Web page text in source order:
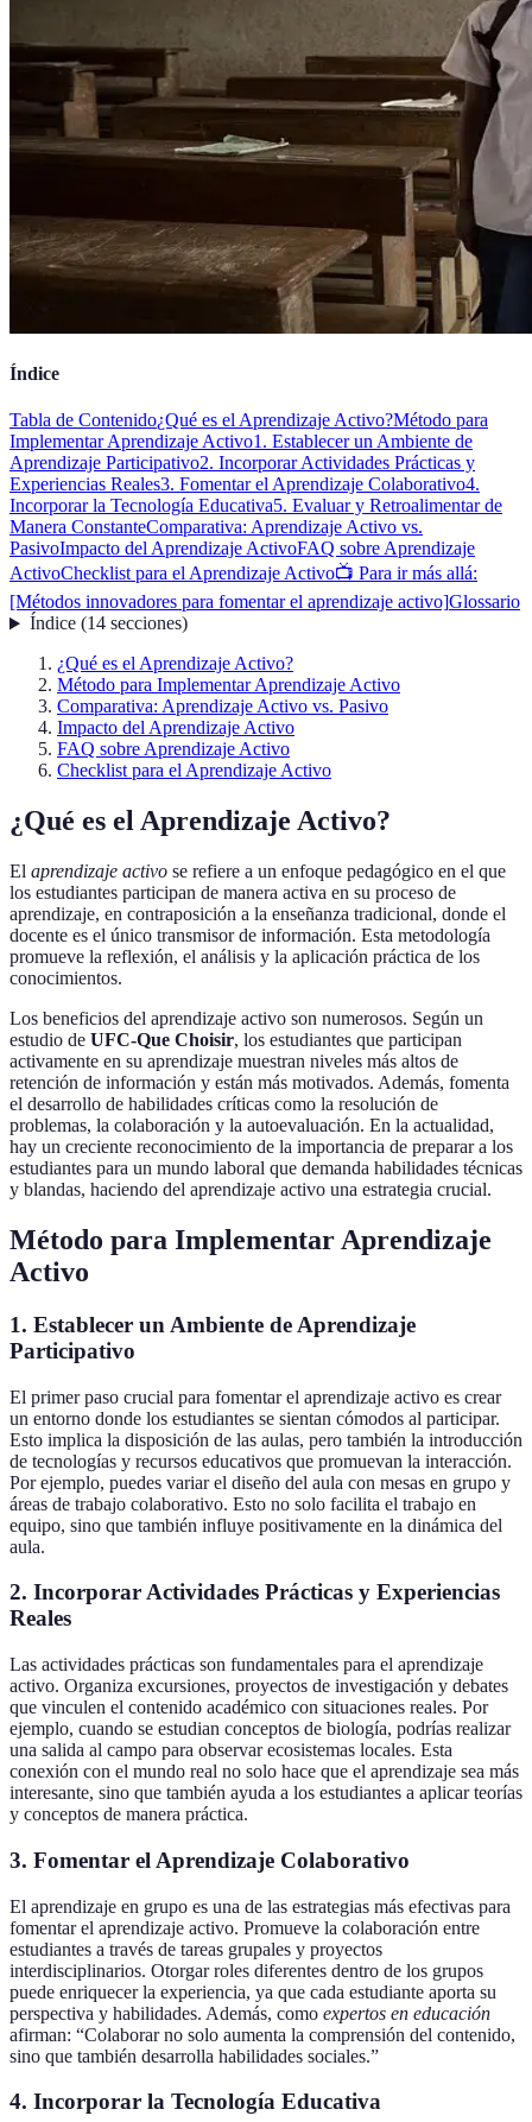
Índice
Tabla de Contenido¿Qué es el Aprendizaje Activo?Método para
Implementar Aprendizaje Activo1. Establecer un Ambiente de
Aprendizaje Participativo2. Incorporar Actividades Prácticas y
Experiencias Reales3. Fomentar el Aprendizaje Colaborativo4.
Incorporar la Tecnología Educativa5. Evaluar y Retroalimentar de
Manera ConstanteComparativa: Aprendizaje Activo vs.
PasivoImpacto del Aprendizaje ActivoFAQ sobre Aprendizaje
ActivoChecklist para el Aprendizaje Activo📺 Para ir más allá:
[Métodos innovadores para fomentar el aprendizaje activo]Glossario
Índice(14 secciones)
¿Qué es el Aprendizaje Activo?
Método para Implementar Aprendizaje Activo
Comparativa: Aprendizaje Activo vs. Pasivo
Impacto del Aprendizaje Activo
FAQ sobre Aprendizaje Activo
Checklist para el Aprendizaje Activo
¿Qué es el Aprendizaje Activo?
El aprendizaje activo se refiere a un enfoque pedagógico en el que
los estudiantes participan de manera activa en su proceso de
aprendizaje, en contraposición a la enseñanza tradicional, donde el
docente es el único transmisor de información. Esta metodología
promueve la reflexión, el análisis y la aplicación práctica de los
conocimientos.
Los beneficios del aprendizaje activo son numerosos. Según un
estudio de UFC-Que Choisir, los estudiantes que participan
activamente en su aprendizaje muestran niveles más altos de
retención de información y están más motivados. Además, fomenta
el desarrollo de habilidades críticas como la resolución de
problemas, la colaboración y la autoevaluación. En la actualidad,
hay un creciente reconocimiento de la importancia de preparar a los
estudiantes para un mundo laboral que demanda habilidades técnicas
y blandas, haciendo del aprendizaje activo una estrategia crucial.
Método para Implementar Aprendizaje
Activo
1. Establecer un Ambiente de Aprendizaje
Participativo
El primer paso crucial para fomentar el aprendizaje activo es crear
un entorno donde los estudiantes se sientan cómodos al participar.
Esto implica la disposición de las aulas, pero también la introducción
de tecnologías y recursos educativos que promuevan la interacción.
Por ejemplo, puedes variar el diseño del aula con mesas en grupo y
áreas de trabajo colaborativo. Esto no solo facilita el trabajo en
equipo, sino que también influye positivamente en la dinámica del
aula.
2. Incorporar Actividades Prácticas y Experiencias
Reales
Las actividades prácticas son fundamentales para el aprendizaje
activo. Organiza excursiones, proyectos de investigación y debates
que vinculen el contenido académico con situaciones reales. Por
ejemplo, cuando se estudian conceptos de biología, podrías realizar
una salida al campo para observar ecosistemas locales. Esta
conexión con el mundo real no solo hace que el aprendizaje sea más
interesante, sino que también ayuda a los estudiantes a aplicar teorías
y conceptos de manera práctica.
3. Fomentar el Aprendizaje Colaborativo
El aprendizaje en grupo es una de las estrategias más efectivas para
fomentar el aprendizaje activo. Promueve la colaboración entre
estudiantes a través de tareas grupales y proyectos
interdisciplinarios. Otorgar roles diferentes dentro de los grupos
puede enriquecer la experiencia, ya que cada estudiante aporta su
perspectiva y habilidades. Además, como expertos en educación
afirman: “Colaborar no solo aumenta la comprensión del contenido,
sino que también desarrolla habilidades sociales.”
4. Incorporar la Tecnología Educativa